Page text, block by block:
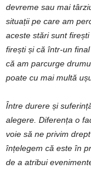
devreme sau mai
situații pe care am
aceste stări sunt
firești și că într-un
că am parcurge
poate cu mai multă
Între durere și
alegere. Diferența o
voie să ne privim
înțelegem că este în
de a atribui